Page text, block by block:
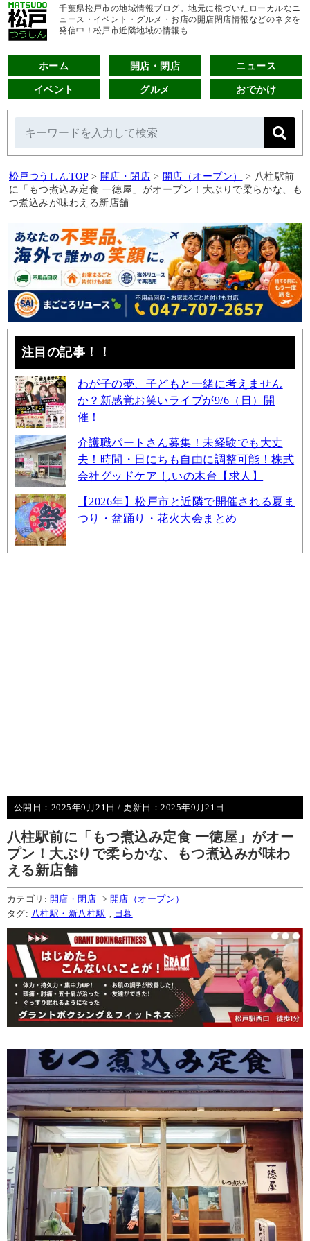
千葉県松戸市の地域情報ブログ。地元に根づいたローカルなニ
ュース・イベント・グルメ・お店の開店閉店情報などのネタを
発信中！松戸市近隣地域の情報も
ホーム 開店・閉店 ニュース
イベント グルメ おでかけ
松戸つうしんTOP > 開店・閉店 > 開店（オープン） > 八柱駅前
に「もつ煮込み定食 一徳屋」がオープン！大ぶりで柔らかな、も
つ煮込みが味わえる新店舗
注目の記事！！
わが子の夢、子どもと一緒に考えません
か？新感覚お笑いライブが9/6（日）開
催！
介護職パートさん募集！未経験でも大丈
夫！時間・日にちも自由に調整可能！株式
会社グッドケア しいの木台【求人】
【2026年】松戸市と近隣で開催される夏ま
つり・盆踊り・花火大会まとめ
公開日： 2025年9月21日 / 更新日：2025年9月21日
八柱駅前に「もつ煮込み定食 一徳屋」がオー
プン！大ぶりで柔らかな、もつ煮込みが味わ
える新店舗
カテゴリ: 開店・閉店 > 開店（オープン）
タグ: 八柱駅・新八柱駅 日暮